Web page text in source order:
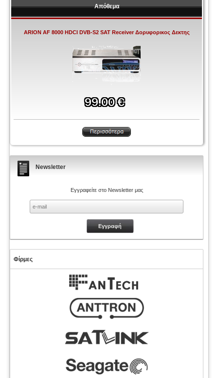
Απόθεμα
ARION AF 8000 HDCI DVB-S2 SAT Receiver Δορυφορικος Δεκτης
Newsletter
Εγγραφείτε στο Newsletter μας
Φίρμες